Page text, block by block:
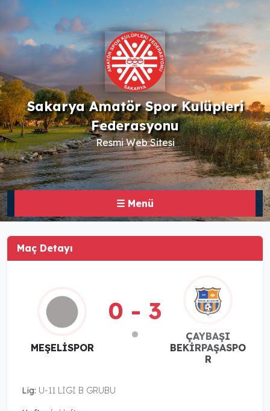
Sakarya Amatör Spor Kulüpleri
Federasyonu
Resmi Web Sitesi
☰ Menü
Maç Detayı
MEŞELİSPOR
0 - 3
ÇAYBAŞI
BEKİRPAŞASPO
R
Lig: U-11 LİGİ B GRUBU